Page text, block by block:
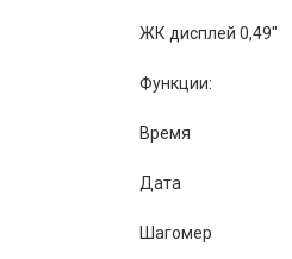
ЖК дисплей 0,49"
Функции:
Время
Дата
Шагомер